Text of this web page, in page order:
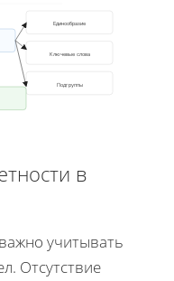
Единообразие
Ключевые слова
Подгруппы
в
учитывать
Отсутствие